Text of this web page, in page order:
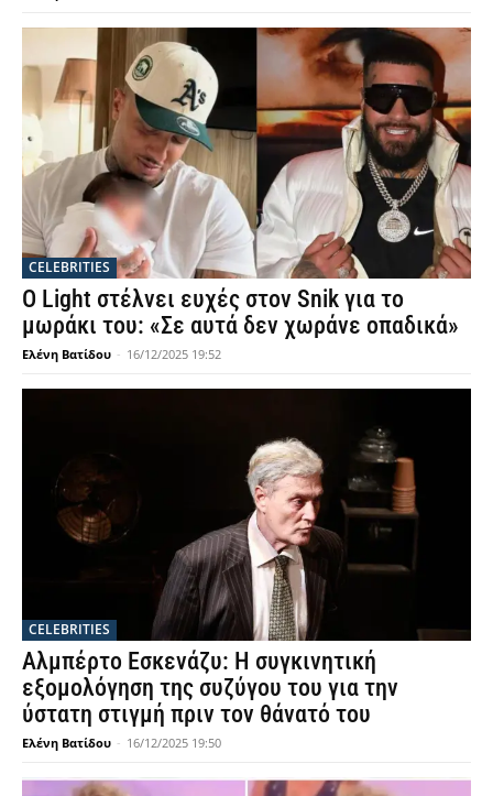
CELEBRITIES
Ο Light στέλνει ευχές στον Snik για το
μωράκι του: «Σε αυτά δεν χωράνε οπαδικά»
Ελένη Βατίδου - 16/12/2025 19:52
CELEBRITIES
Αλμπέρτο Εσκενάζυ: Η συγκινητική
εξομολόγηση της συζύγου του για την
ύστατη στιγμή πριν τον θάνατό του
Ελένη Βατίδου - 16/12/2025 19:50